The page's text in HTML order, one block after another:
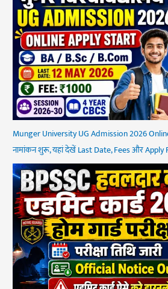
Munger University UG Admission 2026
नामांकन शुरू, यहां देखें Last Date, Fees और Apply